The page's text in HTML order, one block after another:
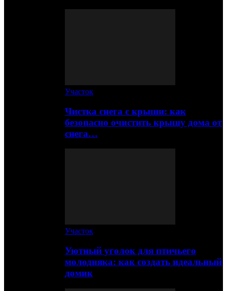
Участок
Чистка снега с крыши: как
безопасно очистить крышу дома от
снега…
Участок
Уютный уголок для птичьего
молодняка: как создать идеальный
домик